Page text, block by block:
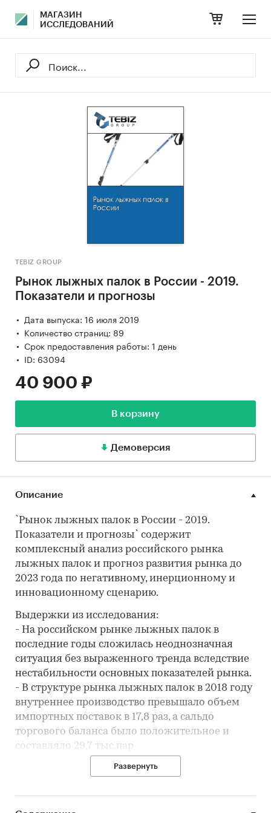
МАГАЗИН
ИССЛЕДОВАНИЙ
TEBIZ GROUP
Рынок лыжных палок в России - 2019.
Показатели и прогнозы
Дата выпуска: 16 июля 2019
Количество страниц: 89
Срок предоставления работы: 1 день
ID: 63094
40 900 ₽
В корзину
Демоверсия
Описание
`Рынок лыжных палок в России - 2019.
Показатели и прогнозы` содержит
комплексный анализ российского рынка
лыжных палок и прогноз развития рынка до
2023 года по негативному, инерционному и
инновационному сценарию.
Выдержки из исследования:
- На российском рынке лыжных палок в
последние годы сложилась неоднозначная
ситуация без выраженного тренда вследствие
нестабильности основных показателей рынка.
- В структуре рынка лыжных палок в 2018 году
внутреннее производство превышало объем
импортных поставок в 17,8 раз, а сальдо
торгового баланса было положительное и
составляло 29,7 тыс.пар
году является Китай (более 40%), ведущий
Развернуть